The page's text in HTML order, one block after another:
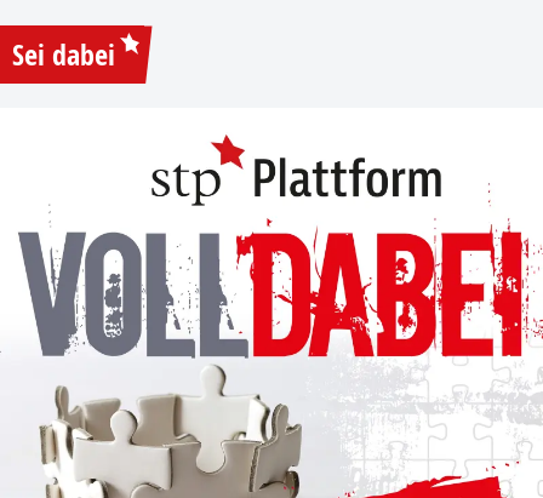
Sei dabei